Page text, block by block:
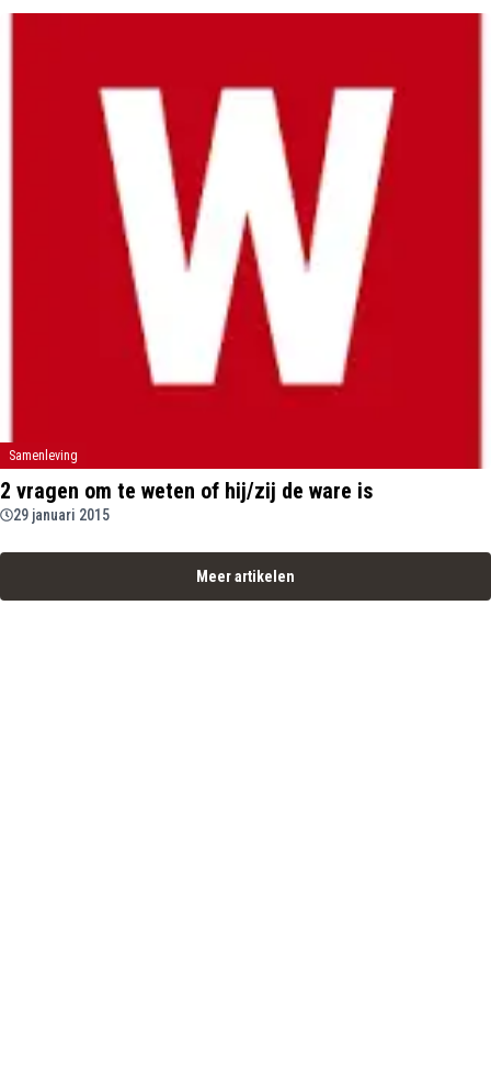
Samenleving
2 vragen om te weten of hij/zij de ware is
29 januari 2015
Meer artikelen